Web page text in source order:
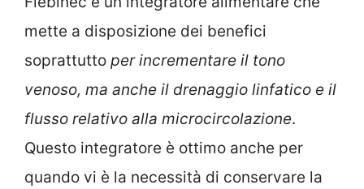
mette a disposizione dei benefici
soprattutto per incrementare il tono
venoso, ma anche il drenaggio linfatico e il
flusso relativo alla microcircolazione.
Questo integratore è ottimo anche per
quando vi è la necessità di conservare la